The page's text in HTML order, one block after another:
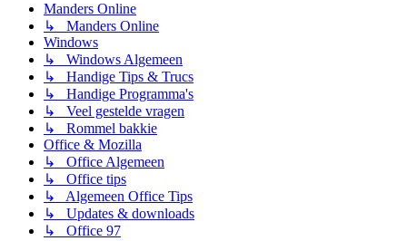
Manders Online
↳ Manders Online
Windows
↳ Windows Algemeen
↳ Handige Tips & Trucs
↳ Handige Programma's
↳ Veel gestelde vragen
↳ Rommel bakkie
Office & Mozilla
↳ Office Algemeen
↳ Office tips
↳ Algemeen Office Tips
↳ Updates & downloads
↳ Office 97